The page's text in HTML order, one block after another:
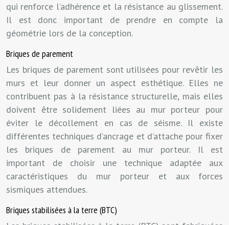
qui renforce l’adhérence et la résistance au glissement.
Il est donc important de prendre en compte la
géométrie lors de la conception.
Briques de parement
Les briques de parement sont utilisées pour revêtir les
murs et leur donner un aspect esthétique. Elles ne
contribuent pas à la résistance structurelle, mais elles
doivent être solidement liées au mur porteur pour
éviter le décollement en cas de séisme. Il existe
différentes techniques d’ancrage et d’attache pour fixer
les briques de parement au mur porteur. Il est
important de choisir une technique adaptée aux
caractéristiques du mur porteur et aux forces
sismiques attendues.
Briques stabilisées à la terre (BTC)